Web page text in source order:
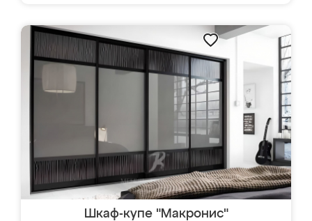
Шкаф-купе "Макронис"